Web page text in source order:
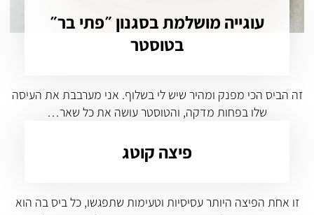
עוגייה מושלמת בסגנון ״פתי בר״
בטוסטר
זה הביס הכי מפנק ומהיר שיש לי בשלוף. אני מערבבת את העיסה
שלו בפחות מדקה, והטוסטר עושה את כל שאר…
פיצה קוטג
זו אחת הפיצה היותר עסיסיות וטעימות שתפגשו, כל ביס בה הוא